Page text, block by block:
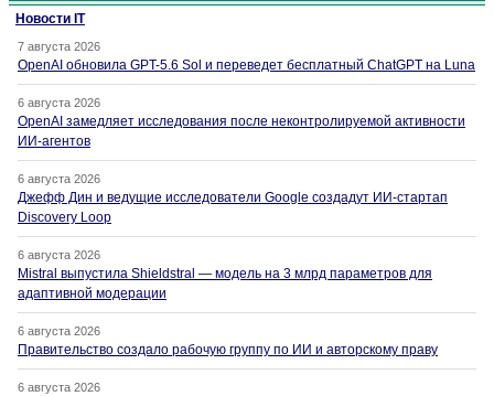
Новости IT
7 августа 2026
OpenAI обновила GPT-5.6 Sol и переведет бесплатный ChatGPT на Luna
6 августа 2026
OpenAI замедляет исследования после неконтролируемой активности
ИИ-агентов
6 августа 2026
Джефф Дин и ведущие исследователи Google создадут ИИ-стартап
Discovery Loop
6 августа 2026
Mistral выпустила Shieldstral — модель на 3 млрд параметров для
адаптивной модерации
6 августа 2026
Правительство создало рабочую группу по ИИ и авторскому праву
6 августа 2026